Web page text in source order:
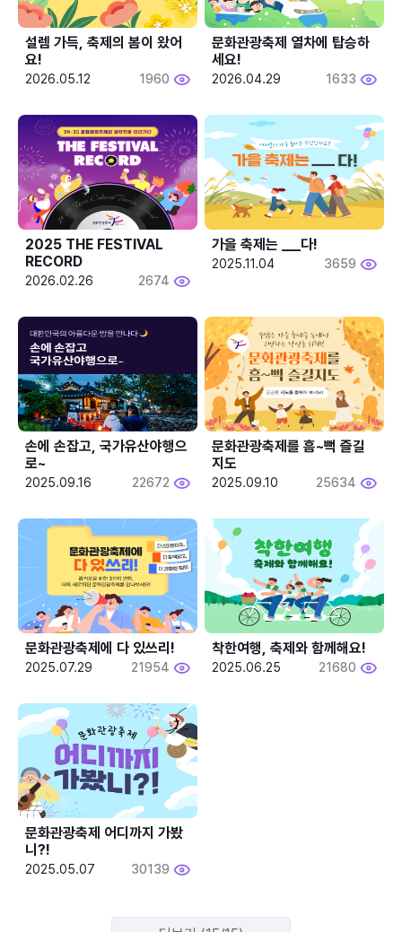
설렘 가득, 축제의 봄이 왔어
요!
2026.05.12 1960
문화관광축제 열차에 탑승하
세요!
2026.04.29 1633
2025 THE FESTIVAL
RECORD
2026.02.26 2674
2025.11.04 3659
손에 손잡고, 국가유산야행으
로~
2025.09.16 22672
문화관광축제를 흠~뻑 즐길
지도
2025.09.10 25634
문화관광축제에 다 있쓰리!
2025.07.29 21954
착한여행, 축제와 함께해요!
2025.06.25 21680
문화관광축제 어디까지 가봤
니?!
2025.05.07 30139